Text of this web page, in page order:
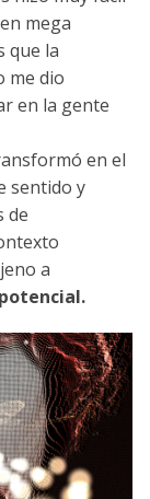
mega
que la
me dio
en la gente
en el
sentido y
de
a